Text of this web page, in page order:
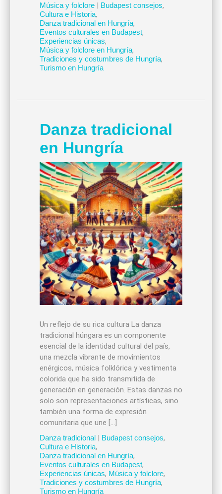
Música y folclore| Budapest consejos,
Cultura e Historia,
Danza tradicional en Hungría,
Eventos culturales en Budapest,
Experiencias únicas,
Música y folclore en Hungría,
Tradiciones y costumbres de Hungría,
Turismo en Hungría
Danza tradicional
en Hungría
Un reflejo de su rica cultura La danza
tradicional húngara es un componente
esencial de la identidad cultural del país,
una mezcla vibrante de movimientos
enérgicos, música folklórica y vestimenta
colorida que ha sido transmitida de
generación en generación. Estas danzas no
solo son representaciones artísticas, sino
también una forma de expresión
comunitaria que une […]
Danza tradicional| Budapest consejos,
Cultura e Historia,
Danza tradicional en Hungría,
Eventos culturales en Budapest,
Experiencias únicas, Música y folclore,
Tradiciones y costumbres de Hungría,
Turismo en Hungría